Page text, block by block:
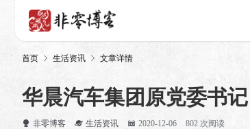
首页 生活资讯 文章详情
华晨汽车集团原党委书
非零博客 生活资讯 2020-12-06 802 次阅读